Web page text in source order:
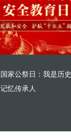
国家公祭日：我是历史
记忆传承人